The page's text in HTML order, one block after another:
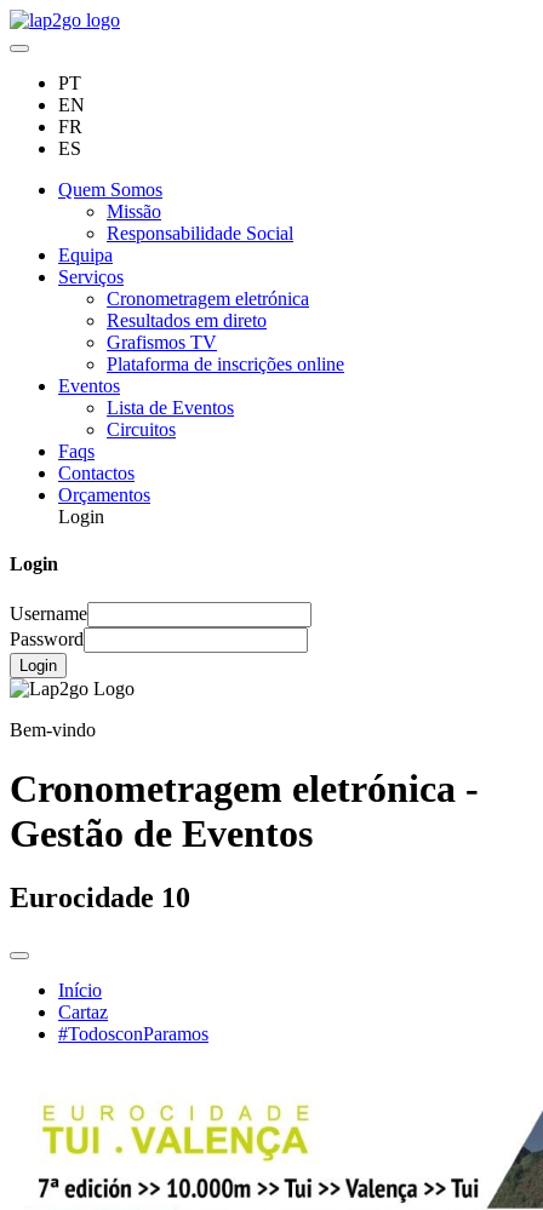
PT
EN
FR
ES
Quem Somos
Missão
Responsabilidade Social
Equipa
Serviços
Cronometragem eletrónica
Resultados em direto
Grafismos TV
Plataforma de inscrições online
Eventos
Lista de Eventos
Circuitos
Faqs
Contactos
Orçamentos
Login
Login
Username
Password
Login
Bem-vindo
Cronometragem eletrónica -
Gestão de Eventos
Eurocidade 10
Início
Cartaz
#TodosconParamos